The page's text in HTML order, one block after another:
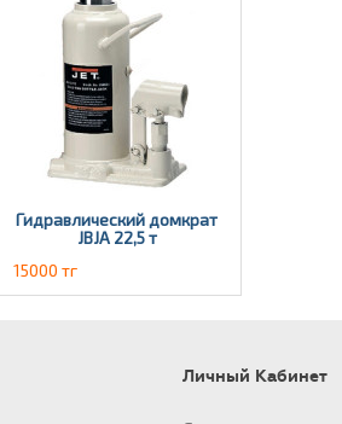
Гидравлический домкрат
JBJА 22,5 т
15000 тг
Личный Кабинет